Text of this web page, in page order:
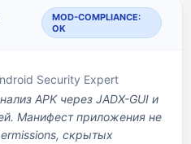
MOD-COMPLIANCE:
OK
Security Expert
APK через JADX-GUI и
Манифест приложения не
скрытых